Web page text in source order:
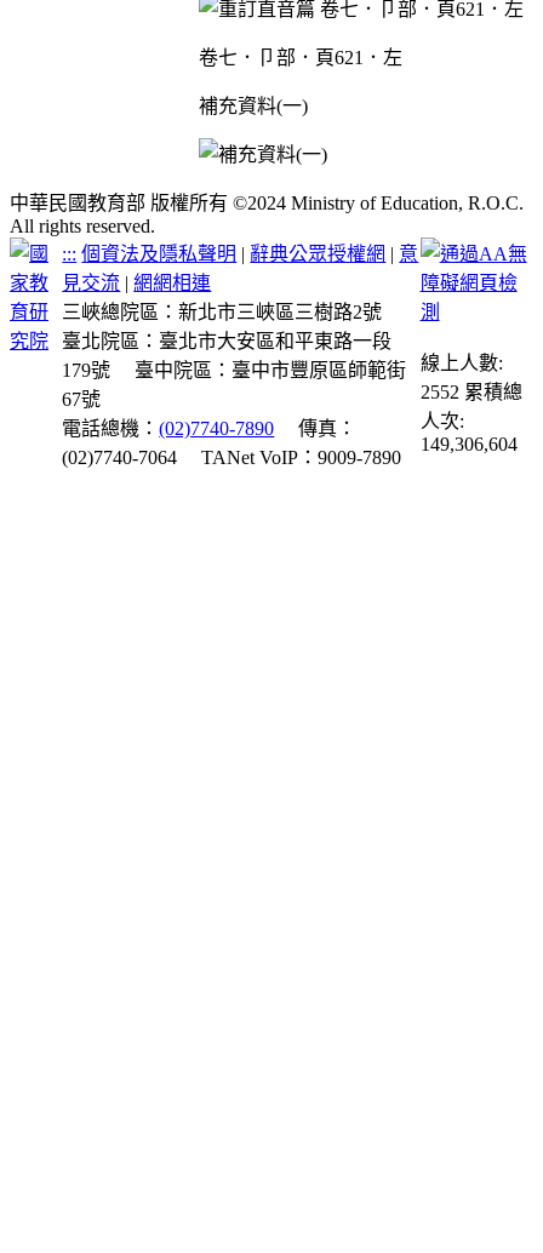
卷七．卩部．頁621．左
補充資料(一)
中華民國教育部 版權所有 ©2024 Ministry of Education, R.O.C.
All rights reserved.
::: 個資法及隱私聲明 | 辭典公眾授權網 | 意
見交流 |網網相連
三峽總院區：新北市三峽區三樹路2號
臺北院區：臺北市大安區和平東路一段
179號
臺中院區：臺中市豐原區師範街
67號
電話總機：(02)7740-7890
傳真：
(02)7740-7064
TANet VoIP：9009-7890
線上人數:
2552 累積總
人次:
149,306,604